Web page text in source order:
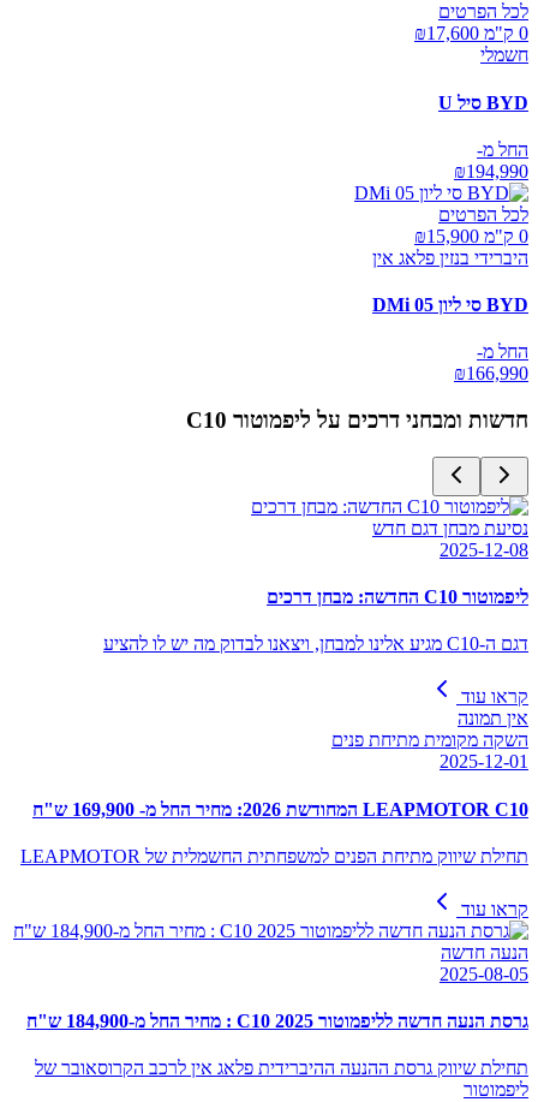
לכל הפרטים
0 ק"מ ₪
17,600
חשמלי
BYD סיל U
החל מ-
₪194,990
לכל הפרטים
0 ק"מ ₪
15,900
היברידי בנזין פלאג אין
BYD סי ליון 05 DMi
החל מ-
₪166,990
חדשות ומבחני דרכים על ליפמוטור C10
נסיעת מבחן דגם חדש
2025-12-08
ליפמוטור C10 החדשה: מבחן דרכים
דגם ה-C10 מגיע אלינו למבחן, ויצאנו לבדוק מה יש לו להציע
קראו עוד
אין תמונה
השקה מקומית מתיחת פנים
2025-12-01
LEAPMOTOR C10 המחודשת 2026: מחיר החל מ- 169,900 ש"ח
תחילת שיווק מתיחת הפנים למשפחתית החשמלית של LEAPMOTOR
קראו עוד
הנעה חדשה
2025-08-05
גרסת הנעה חדשה לליפמוטור C10 2025 : מחיר החל מ-184,900 ש"ח
תחילת שיווק גרסת ההנעה ההיברידית פלאג אין לרכב הקרוסאובר של
ליפמוטור